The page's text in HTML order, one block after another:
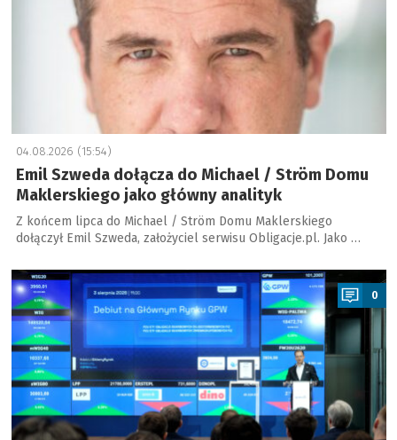
04.08.2026 (15:54)
Emil Szweda dołącza do Michael / Ström Domu
Maklerskiego jako główny analityk
Z końcem lipca do Michael / Ström Domu Maklerskiego
dołączył Emil Szweda, założyciel serwisu Obligacje.pl. Jako …
a
0